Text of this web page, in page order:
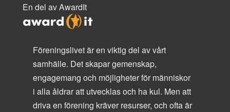
En del av AwardIt
Föreningslivet är en viktig del av vårt
samhälle. Det skapar gemenskap,
engagemang och möjligheter för människor
i alla åldrar att utvecklas och ha kul. Men att
driva en förening kräver resurser, och ofta är